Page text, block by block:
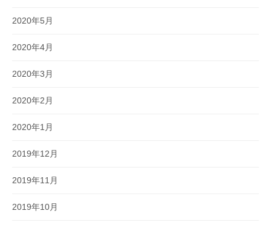
2020年5月
2020年4月
2020年3月
2020年2月
2020年1月
2019年12月
2019年11月
2019年10月